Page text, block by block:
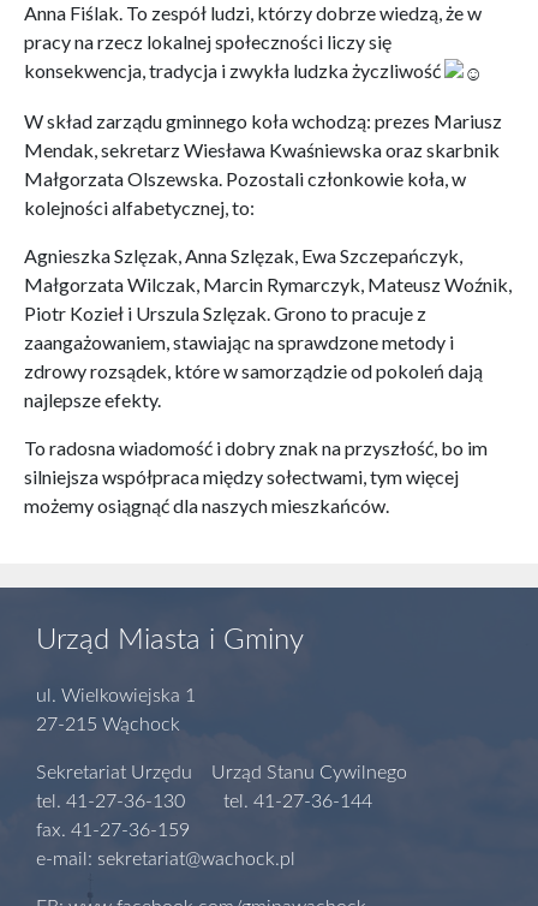
Anna Fiślak. To zespół ludzi, którzy dobrze wiedzą, że w
pracy na rzecz lokalnej społeczności liczy się
konsekwencja, tradycja i zwykła ludzka życzliwość
W skład zarządu gminnego koła wchodzą: prezes Mariusz
Mendak, sekretarz Wiesława Kwaśniewska oraz skarbnik
Małgorzata Olszewska. Pozostali członkowie koła, w
kolejności alfabetycznej, to:
Agnieszka Szlęzak, Anna Szlęzak, Ewa Szczepańczyk,
Małgorzata Wilczak, Marcin Rymarczyk, Mateusz Woźnik,
Piotr Kozieł i Urszula Szlęzak. Grono to pracuje z
zaangażowaniem, stawiając na sprawdzone metody i
zdrowy rozsądek, które w samorządzie od pokoleń dają
najlepsze efekty.
To radosna wiadomość i dobry znak na przyszłość, bo im
silniejsza współpraca między sołectwami, tym więcej
możemy osiągnąć dla naszych mieszkańców.
Urząd Miasta i Gminy
ul. Wielkowiejska 1
27-215 Wąchock
Sekretariat Urzędu Urząd Stanu Cywilnego
tel. 41-27-36-130 tel. 41-27-36-144
fax. 41-27-36-159
e-mail: sekretariat@wachock.pl